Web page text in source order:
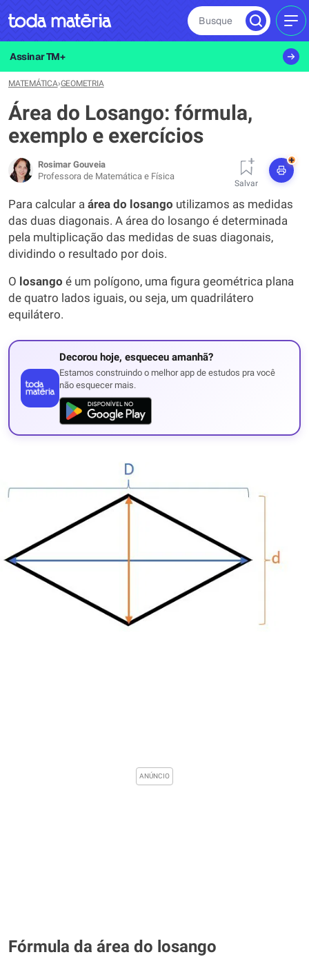
Busque
Assinar TM+
MATEMÁTICA›GEOMETRIA
Área do Losango: fórmula,
exemplo e exercícios
Rosimar Gouveia
Professora de Matemática e Física
Salvar
+
Para calcular a área do losango utilizamos as medidas
das duas diagonais. A área do losango é determinada
pela multiplicação das medidas de suas diagonais,
dividindo o resultado por dois.
O losango é um polígono, uma figura geométrica plana
de quatro lados iguais, ou seja, um quadrilátero
equilátero.
Decorou hoje, esqueceu amanhã?
Estamos construindo o melhor app de estudos pra você
não esquecer mais.
Fórmula da área do losango